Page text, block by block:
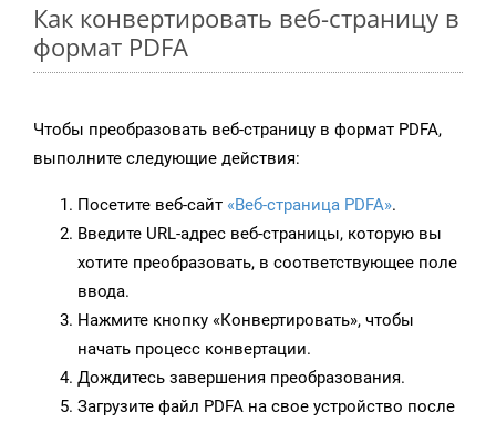
Как конвертировать веб-страницу в
формат PDFA
Чтобы преобразовать веб-страницу в формат PDFA,
выполните следующие действия:
Посетите веб-сайт «Веб-страница PDFA».
Введите URL-адрес веб-страницы, которую вы
хотите преобразовать, в соответствующее поле
ввода.
Нажмите кнопку «Конвертировать», чтобы
начать процесс конвертации.
Дождитесь завершения преобразования.
Загрузите файл PDFA на свое устройство после